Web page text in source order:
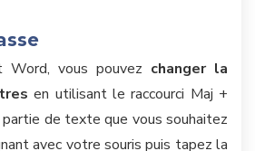
Word, vous pouvez changer la
en utilisant le raccourci Maj +
de texte que vous souhaitez
avec votre souris puis tapez la